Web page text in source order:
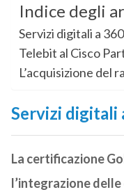
Indice degli
Servizi digitali a
Telebit al Cisco
L’acquisizione del
Servizi digitali
La certificazione
l’integrazione